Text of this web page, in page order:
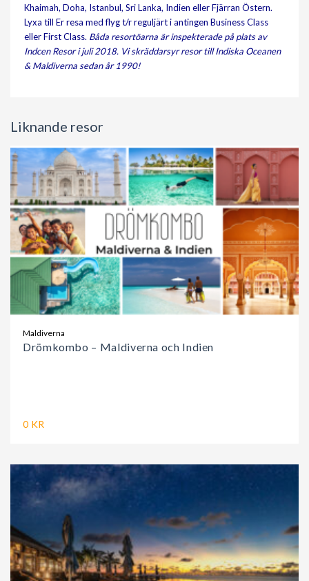
Khaimah, Doha, Istanbul, Sri Lanka, Indien eller Fjärran Östern.
Lyxa till Er resa med flyg t/r reguljärt i antingen Business Class
eller First Class. Båda resortöarna är inspekterade på plats av
Indcen Resor i juli 2018. Vi skräddarsyr resor till Indiska Oceanen
& Maldiverna sedan år 1990!
Liknande resor
Maldiverna
Drömkombo – Maldiverna och Indien
0 KR